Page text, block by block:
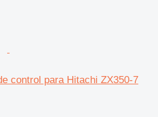
control para Hitachi ZX350-7